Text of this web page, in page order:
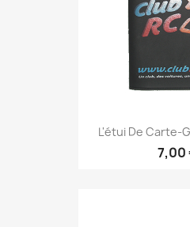
L'étui De Carte-
7,00